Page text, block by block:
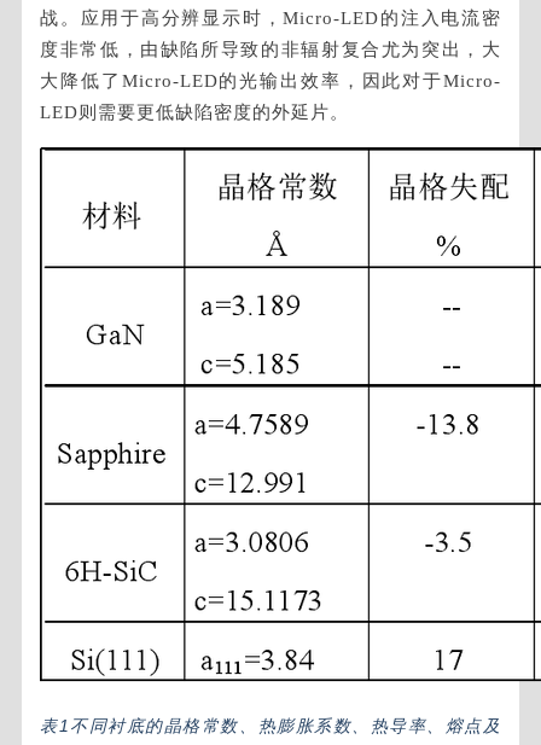
战。应用于高分辨显示时，Micro-LED的注入电流密
度非常低，由缺陷所导致的非辐射复合尤为突出，大
大降低了Micro-LED的光输出效率，因此对于Micro-
LED则需要更低缺陷密度的外延片。
表1不同衬底的晶格常数、热膨胀系数、热导率、熔点及